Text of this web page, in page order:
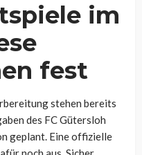
im
fest
stehen bereits
des FC Gütersloh
geplant. Eine offizielle